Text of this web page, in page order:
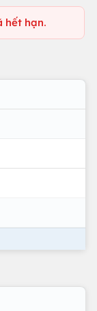
hết hạn.